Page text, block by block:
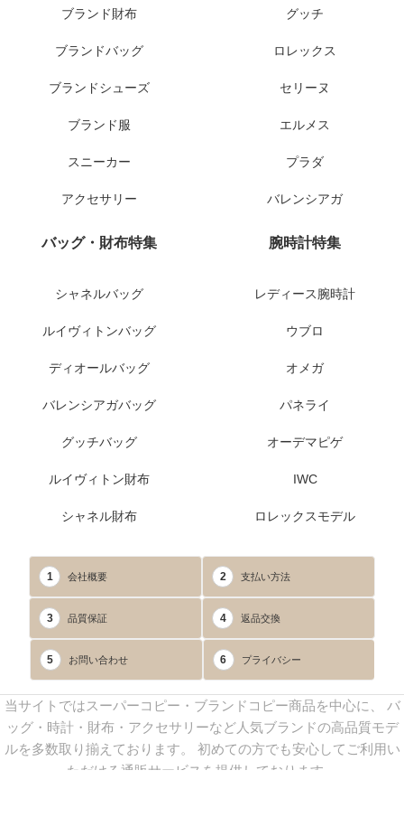
ブランド財布
ブランドバッグ
ブランドシューズ
ブランド服
スニーカー
アクセサリー
グッチ
ロレックス
セリーヌ
エルメス
プラダ
バレンシアガ
バッグ・財布特集
シャネルバッグ
ルイヴィトンバッグ
ディオールバッグ
バレンシアガバッグ
グッチバッグ
ルイヴィトン財布
シャネル財布
腕時計特集
レディース腕時計
ウブロ
オメガ
パネライ
オーデマピゲ
IWC
ロレックスモデル
1 会社概要 2 支払い方法
3 品質保証 4 返品交換
5 お問い合わせ 6 プライバシー
当サイトではスーパーコピー・ブランドコピー商品を中心に、 バ
ッグ・時計・財布・アクセサリーなど人気ブランドの高品質モデ
ルを多数取り揃えております。 初めての方でも安心してご利用い
ただける通販サービスを提供しております。